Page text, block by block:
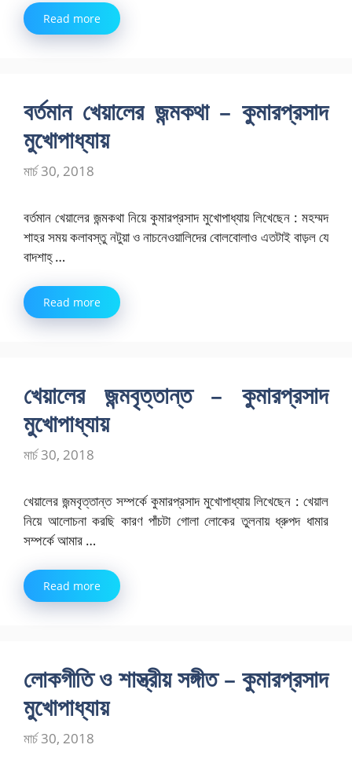
Read more
বর্তমান খেয়ালের জন্মকথা – কুমারপ্রসাদ
মুখোপাধ্যায়
মার্চ 30, 2018
বর্তমান খেয়ালের জন্মকথা নিয়ে কুমারপ্রসাদ মুখোপাধ্যায় লিখেছেন : মহম্মদ
শাহর সময় কলাবস্তু নটুয়া ও নাচনেওয়ালিদের বোলবোলাও এতটাই বাড়ল যে
বাদশাহ্ …
Read more
খেয়ালের জন্মবৃত্তান্ত – কুমারপ্রসাদ
মুখোপাধ্যায়
মার্চ 30, 2018
খেয়ালের জন্মবৃত্তান্ত সম্পর্কে কুমারপ্রসাদ মুখোপাধ্যায় লিখেছেন : খেয়াল
নিয়ে আলোচনা করছি কারণ পাঁচটা গোলা লোকের তুলনায় ধ্রুপদ ধামার
সম্পর্কে আমার …
Read more
লোকগীতি ও শাস্ত্রীয় সঙ্গীত – কুমারপ্রসাদ
মুখোপাধ্যায়
মার্চ 30, 2018